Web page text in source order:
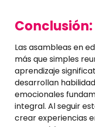
Conclusión:
Las asambleas en
más que simples
aprendizaje
desarrollan
emocionales
integral. Al seguir
crear experiencias